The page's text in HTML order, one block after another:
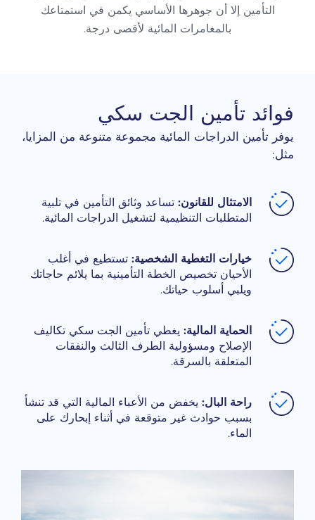
التأمين إلا أن جوهرها الأساسي يكمن في استمتاعك
بالمغامرات المائية لأقصى درجة.
فوائد تأمين الجت سكي
يوفر تأمين الدراجات المائية مجموعة متنوعة من المزايا،
مثل:
الامتثال للقانون: تساعد وثائق التأمين في تلبية
المتطلبات التنظيمية لتشغيل الدراجات المائية.
خيارات التغطية الشخصية: تستطيع في أغلب
الأحيان تخصيص الخطة التأمينية بما يلائم حاجاتك
ويلبي أسلوب حياتك.
الحماية المالية: يغطي تأمين الجت سكي تكاليف
الإصلاح ومسؤولية الطرف الثالث والنفقات
المتعلقة بالسرقة.
راحة البال: يخفض من الأعباء المالية التي قد تنشأ
بسبب حوادث غير متوقعة في أثناء إبحارك على
الماء.